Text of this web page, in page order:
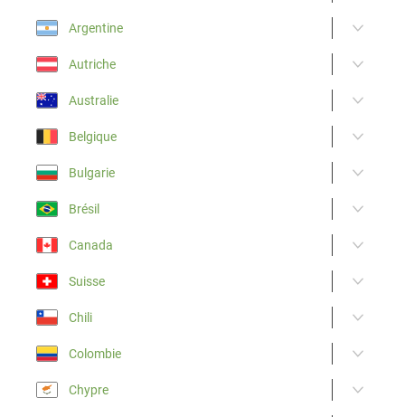
Argentine
Autriche
Australie
Belgique
Bulgarie
Brésil
Canada
Suisse
Chili
Colombie
Chypre